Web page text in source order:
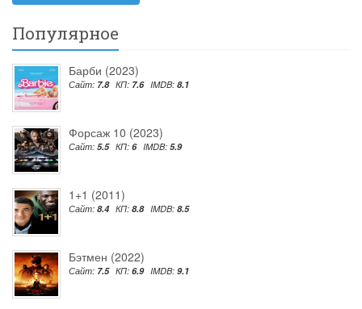
Популярное
Барби (2023)
Сайт: 7.8 КП: 7.6 IMDB: 8.1
Форсаж 10 (2023)
Сайт: 5.5 КП: 6 IMDB: 5.9
1+1 (2011)
Сайт: 8.4 КП: 8.8 IMDB: 8.5
Бэтмен (2022)
Сайт: 7.5 КП: 6.9 IMDB: 9.1